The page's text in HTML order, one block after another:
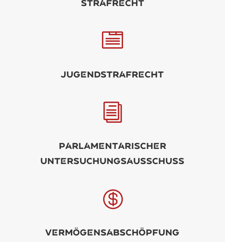
strfrcht

Jugndstrfrcht
i
PrlmntrischR
UntrsuchungsusschUss

Vrmögnsbschöpfung